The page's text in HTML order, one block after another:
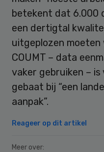
betekent dat 6.000
een dertigtal
uitgeplozen moeten
COUMT – data
vaker gebruiken – is
gebaat bij “een
aanpak”.
Reageer op dit artikel
Meer over: